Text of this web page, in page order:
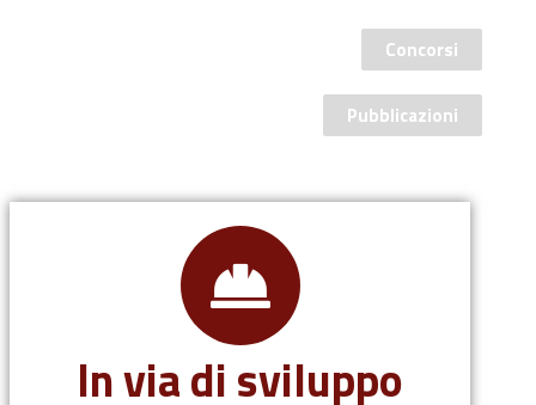
Concorsi
Pubblicazioni
In via di sviluppo